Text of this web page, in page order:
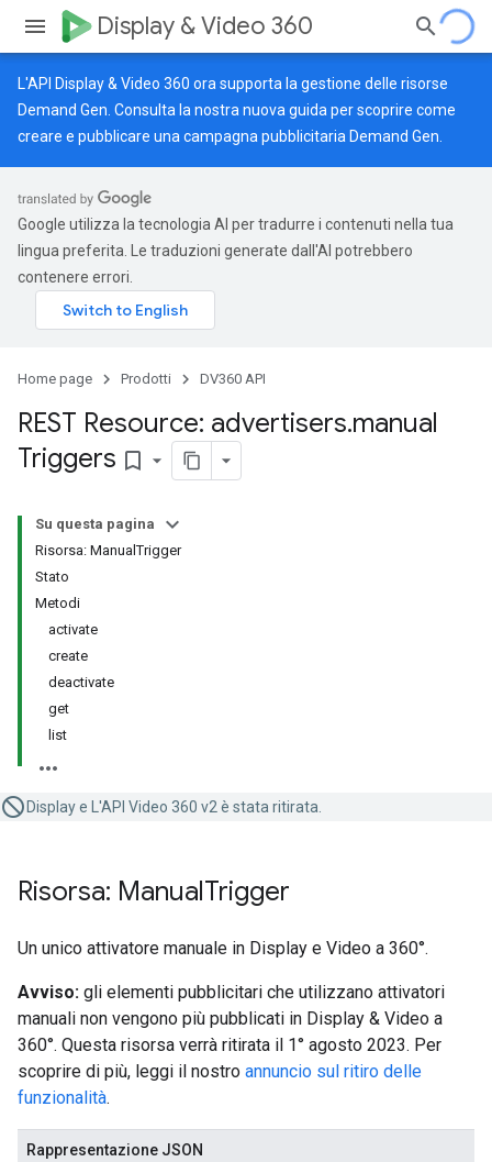
Display & Video 360
L'API Display & Video 360 ora supporta la gestione delle risorse
Demand Gen. Consulta la nostra nuova guida per scoprire come
creare e pubblicare una campagna pubblicitaria Demand Gen.
Google utilizza la tecnologia AI per tradurre i contenuti nella tua
lingua preferita. Le traduzioni generate dall'AI potrebbero
contenere errori.
Home page Prodotti DV360 API
REST Resource: advertisers.manual
Triggers bookmark_border
Su questa pagina
Risorsa: ManualTrigger
Stato
Metodi
activate
create
deactivate
get
list
Display e L'API Video 360 v2 è stata ritirata.
Risorsa: ManualTrigger
Un unico attivatore manuale in Display e Video a 360°.
Avviso: gli elementi pubblicitari che utilizzano attivatori
manuali non vengono più pubblicati in Display & Video a
360°. Questa risorsa verrà ritirata il 1° agosto 2023. Per
scoprire di più, leggi il nostro annuncio sul ritiro delle
funzionalità.
Rappresentazione JSON